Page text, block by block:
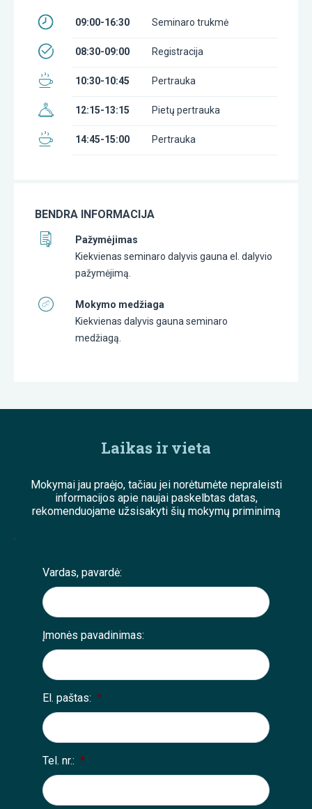
09:00-16:30 Seminaro trukmė
08:30-09:00 Registracija
10:30-10:45 Pertrauka
12:15-13:15 Pietų pertrauka
14:45-15:00 Pertrauka
BENDRA INFORMACIJA
Pažymėjimas
Kiekvienas seminaro dalyvis gauna el. dalyvio
pažymėjimą.
Mokymo medžiaga
Kiekvienas dalyvis gauna seminaro
medžiagą.
Laikas ir vieta
Mokymai jau praėjo, tačiau jei norėtumėte nepraleisti
informacijos apie naujai paskelbtas datas,
rekomenduojame užsisakyti šių mokymų priminimą
;
Vardas, pavardė:
Įmonės pavadinimas:
El. paštas: *
Tel. nr.: *